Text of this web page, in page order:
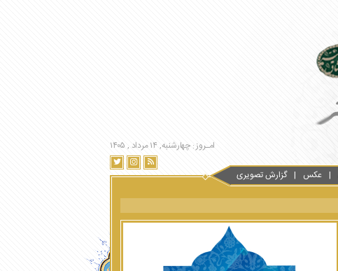
امـروز : چهارشنبه, ۱۴ مرداد , ۱۴۰۵
عکس گزارش تصویری